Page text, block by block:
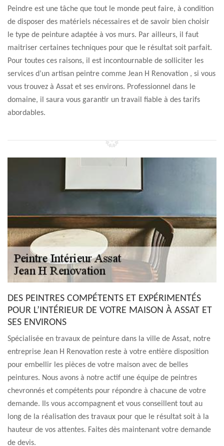
Peindre est une tâche que tout le monde peut faire, à condition
de disposer des matériels nécessaires et de savoir bien choisir
le type de peinture adaptée à vos murs. Par ailleurs, il faut
maitriser certaines techniques pour que le résultat soit parfait.
Pour toutes ces raisons, il est incontournable de solliciter les
services d’un artisan peintre comme Jean H Renovation , si vous
vous trouvez à Assat et ses environs. Professionnel dans le
domaine, il saura vous garantir un travail fiable à des tarifs
abordables.
DES PEINTRES COMPÉTENTS ET EXPÉRIMENTÉS
POUR L’INTÉRIEUR DE VOTRE MAISON À ASSAT ET
SES ENVIRONS
Spécialisée en travaux de peinture dans la ville de Assat, notre
entreprise Jean H Renovation reste à votre entière disposition
pour embellir les pièces de votre maison avec de belles
peintures. Nous avons à notre actif une équipe de peintres
chevronnés et compétents pour répondre à chacune de votre
demande. Ils vous accompagnent et vous conseillent tout au
long de la réalisation des travaux pour que le résultat soit à la
hauteur de vos attentes. Faites dès maintenant votre demande
de devis.